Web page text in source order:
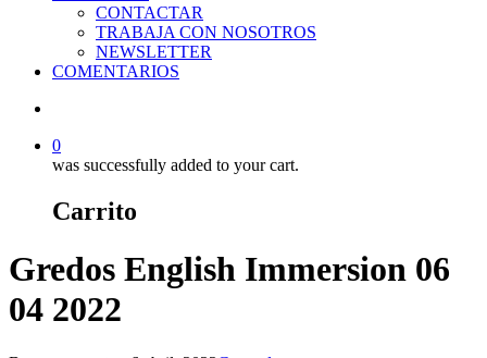
CONTACTAR
TRABAJA CON NOSOTROS
NEWSLETTER
COMENTARIOS
0
was successfully added to your cart.
Carrito
Gredos English Immersion 06
04 2022